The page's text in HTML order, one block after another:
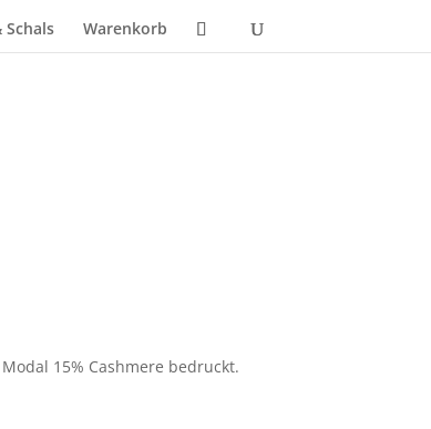
Warenkorb
Modal 15% Cashmere bedruckt.